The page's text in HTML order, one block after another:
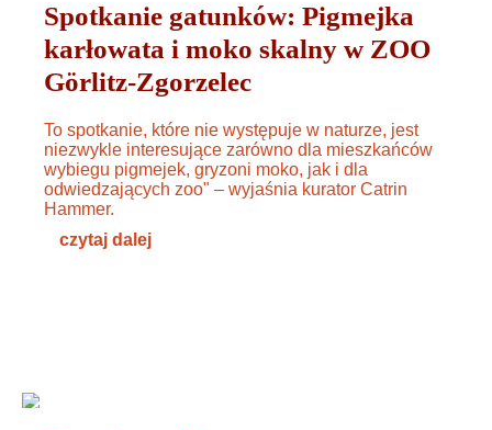
Spotkanie gatunków: Pigmejka
karłowata i moko skalny w ZOO
Görlitz-Zgorzelec
To spotkanie, które nie występuje w naturze, jest
niezwykle interesujące zarówno dla mieszkańców
wybiegu pigmejek, gryzoni moko, jak i dla
odwiedzających zoo" – wyjaśnia kurator Catrin
Hammer.
czytaj dalej